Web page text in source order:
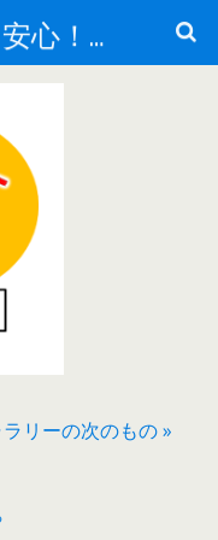
パソコン初心者も安心！動画で学べる無料講座
リーの次のもの »